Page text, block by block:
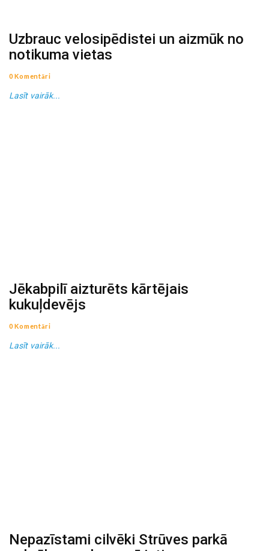
Uzbrauc velosipēdistei un aizmūk no
notikuma vietas
0 Komentāri
Lasīt vairāk...
Jēkabpilī aizturēts kārtējais
kukuļdevējs
0 Komentāri
Lasīt vairāk...
Nepazīstami cilvēki Strūves parkā